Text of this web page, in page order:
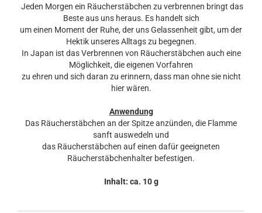
Jeden Morgen ein Räucherstäbchen zu verbrennen bringt das
Beste aus uns heraus. Es handelt sich
um einen Moment der Ruhe, der uns Gelassenheit gibt, um der
Hektik unseres Alltags zu begegnen.
In Japan ist das Verbrennen von Räucherstäbchen auch eine
Möglichkeit, die eigenen Vorfahren
zu ehren und sich daran zu erinnern, dass man ohne sie nicht
hier wären.
Anwendung
Das Räucherstäbchen an der Spitze anzünden, die Flamme
sanft auswedeln und
das Räucherstäbchen auf einen dafür geeigneten
Räucherstäbchenhalter befestigen.
Inhalt: ca. 10 g